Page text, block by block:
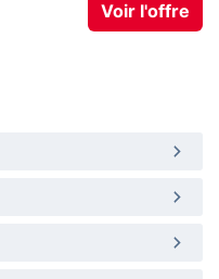
Voir l'offre